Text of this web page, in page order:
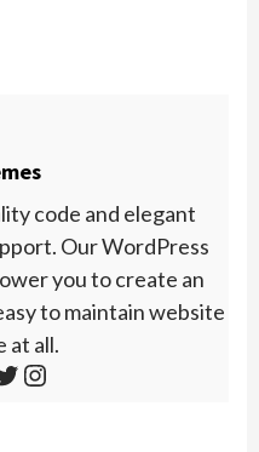
code and elegant
Our WordPress
you to create an
to maintain website
at all.